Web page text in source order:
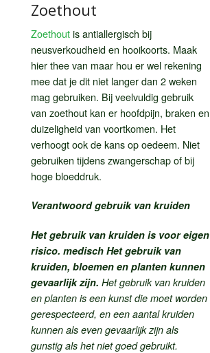
Zoethout
Zoethoutis antiallergisch bij
neusverkoudheid en hooikoorts. Maak
hier thee van maar hou er wel rekening
mee dat je dit niet langer dan 2 weken
mag gebruiken. Bij veelvuldig gebruik
van zoethout kan er hoofdpijn, braken en
duizeligheid van voortkomen. Het
verhoogt ook de kans op oedeem. Niet
gebruiken tijdens zwangerschap of bij
hoge bloeddruk.
Verantwoord gebruik van kruiden
Het gebruik van kruiden is voor eigen
risico. medisch Het gebruik van
kruiden, bloemen en planten kunnen
gevaarlijk zijn. Het gebruik van kruiden
en planten is een kunst die moet worden
gerespecteerd, en een aantal kruiden
kunnen als even gevaarlijk zijn als
gunstig als het niet goed gebruikt.